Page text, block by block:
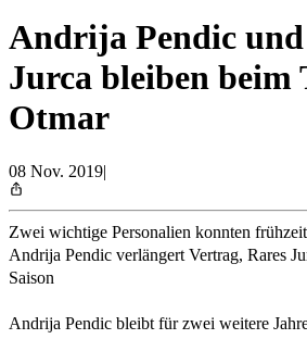
Andrija Pendic und
Jurca bleiben beim
Otmar
08 Nov. 2019|
Zwei wichtige Personalien konnten
Andrija Pendic verlängert Vertrag, Rares
Saison
Andrija Pendic bleibt für zwei weitere